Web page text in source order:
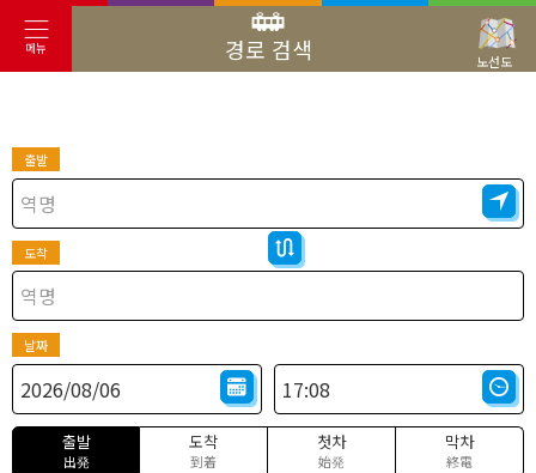
메뉴 경로 검색 노선도
출발
도착
날짜
출발
出発
도착
到着
첫차
始発
막차
終電